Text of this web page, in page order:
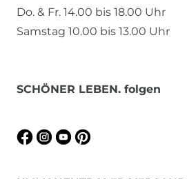
Do. & Fr. 14.00 bis 18.00 Uhr
Samstag 10.00 bis 13.00 Uhr
SCHÖNER LEBEN. folgen